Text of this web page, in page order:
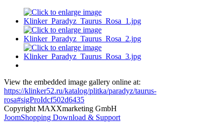
View the embedded image gallery online at:
https://klinker52.ru/katalog/plitka/paradyz/taurus-
rosa#sigProIdcf502d6435
Copyright MAXXmarketing GmbH
JoomShopping Download & Support